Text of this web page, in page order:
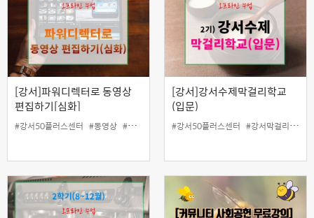
[강서]파워디렉터로 동영상
편집하기[심화]
#강서50플러스센터 #동영상 #동영상편집 #영상제작 #영상편집 #인생설계 #일
[강서]강서수제막걸리학교
(입문)
#강서50플러스센터 #강서막걸리 #당